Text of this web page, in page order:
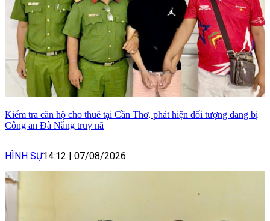
Kiểm tra căn hộ cho thuê tại Cần Thơ, phát hiện đối tượng đang bị
Công an Đà Nẵng truy nã
HÌNH SỰ14:12 | 07/08/2026